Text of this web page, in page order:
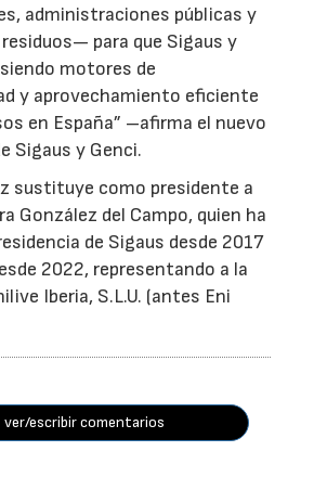
administraciones públicas y
para que Sigaus y
motores de
y aprovechamiento eficiente
en España” –afirma el nuevo
Sigaus y Genci.
sustituye como presidente a
González del Campo, quien ha
de Sigaus desde 2017
2022, representando a la
Iberia, S.L.U. (antes Eni
ver/escribir comentarios